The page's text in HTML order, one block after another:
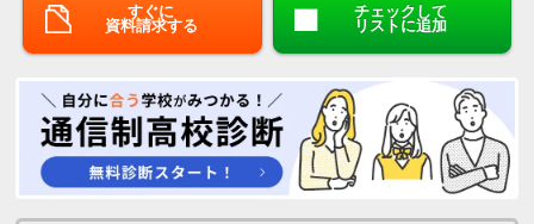
すぐに
資料請求する
チェックして
リストに追加